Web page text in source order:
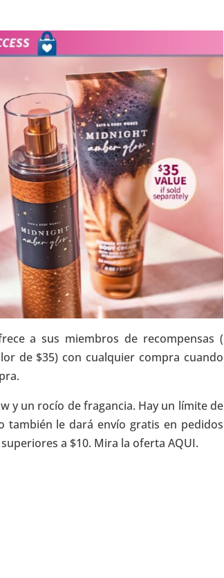
a sus miembros de recompensas (
de $35) con cualquier compra cuando
y un rocío de fragancia. Hay un límite de
también le dará envío gratis en pedidos
a $10. Mira la oferta AQUI.